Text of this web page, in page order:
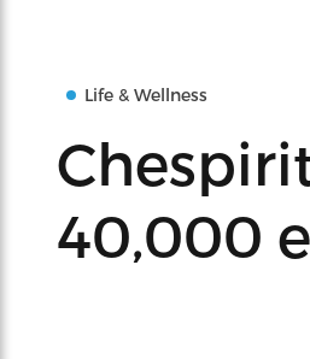
Life & Wellness
40,000